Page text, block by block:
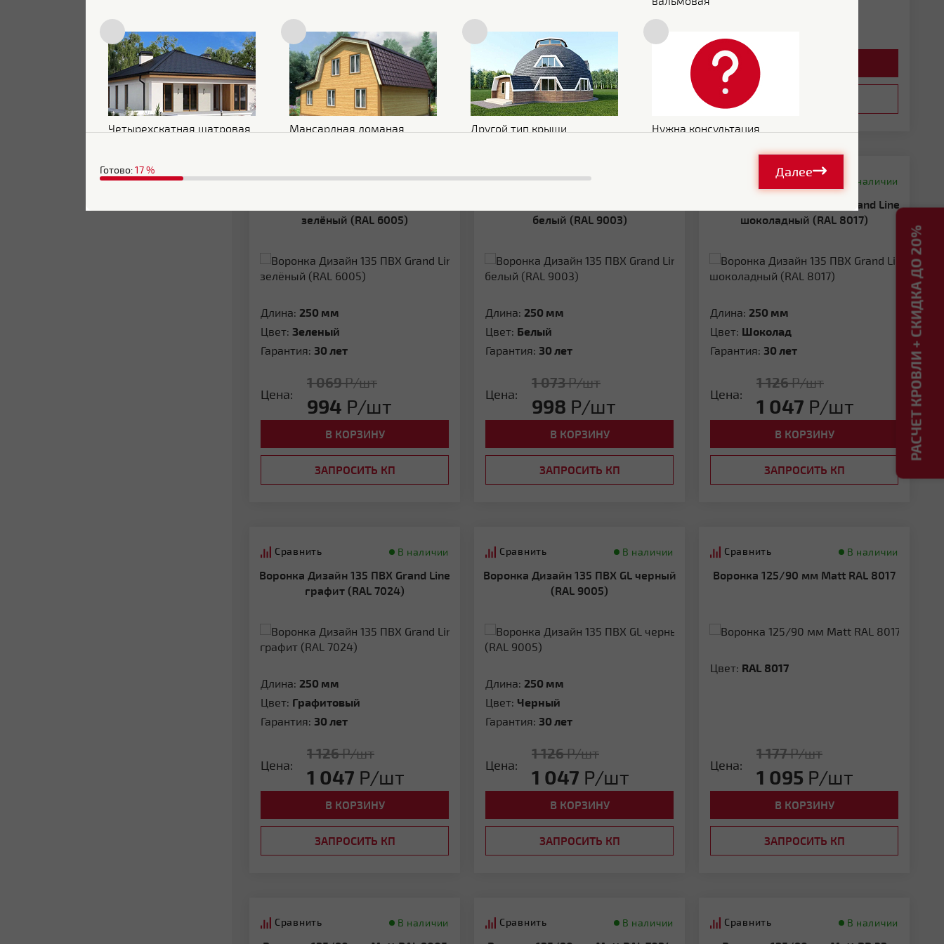
Цена: 329Р/шт
В КОРЗИНУ
ЗАПРОСИТЬ КП
Цена: 994Р/шт
В КОРЗИНУ
ЗАПРОСИТЬ КП
Сравнить В наличии
зелёный (RAL 6005)
Длина: 250 мм
Цвет: Зеленый
Гарантия: 30 лет
Цена:
1 069Р/шт
994 Р/шт
В КОРЗИНУ
ЗАПРОСИТЬ КП
Сравнить
белый (RAL 9003)
Длина: 250 мм
Цвет: Белый
Гарантия: 30 лет
Цена:
1 073Р/шт
998 Р/шт
В КОРЗИНУ
ЗАПРОСИТЬ КП
В наличии
шоколадный (RAL 8017)
Длина: 250 мм
Цвет: Шоколад
Гарантия: 30 лет
Цена:
1 126Р/шт
1 047 Р/шт
В КОРЗИНУ
ЗАПРОСИТЬ КП
Сравнить В наличии
Воронка Дизайн 135 ПВХ Grand Line
графит (RAL 7024)
Длина: 250 мм
Цвет: Графитовый
Гарантия: 30 лет
Цена:
1 126Р/шт
1 047 Р/шт
В КОРЗИНУ
ЗАПРОСИТЬ КП
Сравнить В наличии
Воронка Дизайн 135 ПВХ GL черный
(RAL 9005)
Длина: 250 мм
Цвет: Черный
Гарантия: 30 лет
Цена:
1 126Р/шт
1 047 Р/шт
В КОРЗИНУ
ЗАПРОСИТЬ КП
Сравнить В наличии
Воронка 125/90 мм Matt RAL 8017
Цвет: RAL 8017
Цена:
1 177Р/шт
1 095 Р/шт
В КОРЗИНУ
ЗАПРОСИТЬ КП
Сравнить В наличии Сравнить В наличии Сравнить В наличии
РАСЧЕТ КРОВЛИ + СКИДКА ДО 20%
Четырехскатная шатровая Мансардная ломаная Другой тип крыши Нужна консультация
Готово:17% Далее